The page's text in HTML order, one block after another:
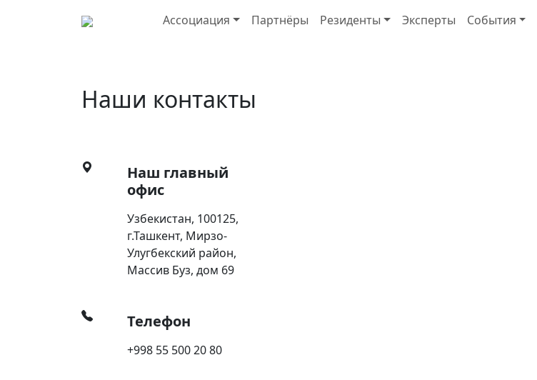
Ассоциация Партнёры Резиденты Эксперты События
Наши контакты
Наш главный
офис
Узбекистан, 100125,
г.Ташкент, Мирзо-
Улугбекский район,
Массив Буз, дом 69
Телефон
+998 55 500 20 80